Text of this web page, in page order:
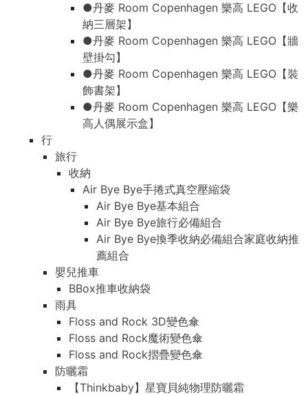
●丹麥 Room Copenhagen 樂高 LEGO【收
納三層架】
●丹麥 Room Copenhagen 樂高 LEGO【牆
壁掛勾】
●丹麥 Room Copenhagen 樂高 LEGO【裝
飾書架】
●丹麥 Room Copenhagen 樂高 LEGO【樂
高人偶展示盒】
行
旅行
收納
Air Bye Bye手捲式真空壓縮袋
Air Bye Bye基本組合
Air Bye Bye旅行必備組合
Air Bye Bye換季收納必備組合家庭收納推
薦組合
嬰兒推車
BBox推車收納袋
雨具
Floss and Rock 3D變色傘
Floss and Rock魔術變色傘
Floss and Rock摺疊變色傘
防曬霜
【Thinkbaby】星寶貝純物理防曬霜